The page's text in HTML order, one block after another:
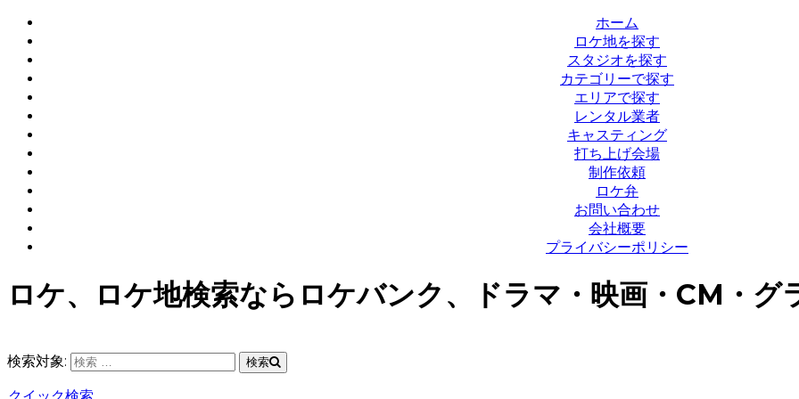
ホーム
ロケ地を探す
スタジオを探す
カテゴリーで探す
エリアで探す
レンタル業者
キャスティング
打ち上げ会場
制作依頼
ロケ弁
お問い合わせ
会社概要
プライバシーポリシー
ロケ、ロケ地検索ならロケバンク、ドラマ・映画・CM・グ
検索対象: 検索